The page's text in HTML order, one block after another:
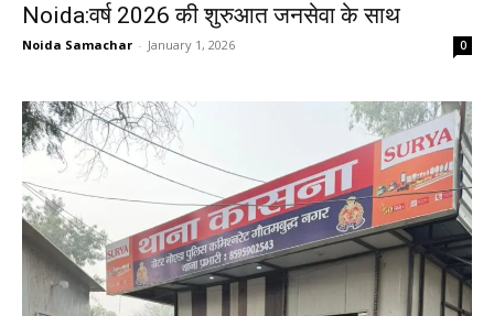
Noida:वर्ष 2026 की शुरुआत जनसेवा के साथ
Noida Samachar - January 1, 2026 0